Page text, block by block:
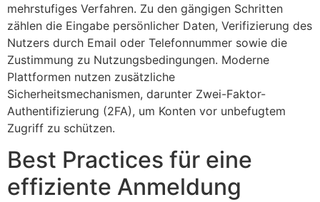
mehrstufiges Verfahren. Zu den gängigen Schritten
zählen die Eingabe persönlicher Daten, Verifizierung des
Nutzers durch Email oder Telefonnummer sowie die
Zustimmung zu Nutzungsbedingungen. Moderne
Plattformen nutzen zusätzliche
Sicherheitsmechanismen, darunter Zwei-Faktor-
Authentifizierung (2FA), um Konten vor unbefugtem
Zugriff zu schützen.
Best Practices für eine
effiziente Anmeldung